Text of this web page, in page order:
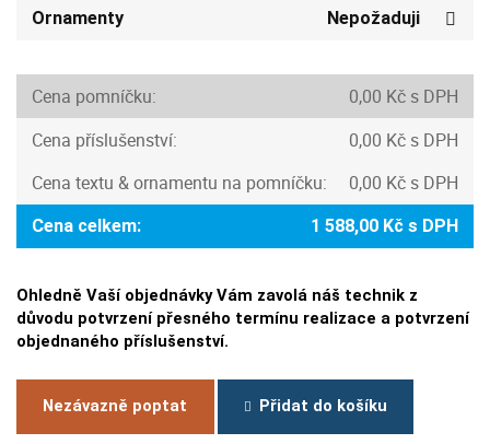
Ornamenty Nepožaduji
Cena pomníčku:
0,00 Kč s DPH
Cena příslušenství:
0,00 Kč s DPH
Cena textu & ornamentu na pomníčku:
0,00 Kč s DPH
Cena celkem: 1 588,00 Kč s DPH
Ohledně Vaší objednávky Vám zavolá náš technik z
důvodu potvrzení přesného termínu realizace a potvrzení
objednaného příslušenství.
Nezávazně poptat Přidat do košíku